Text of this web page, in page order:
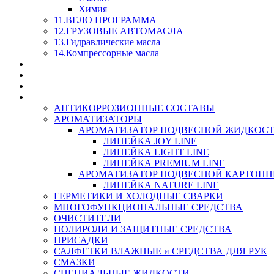
Химия
11.ВЕЛО ПРОГРАММА
12.ГРУЗОВЫЕ АВТОМАСЛА
13.Гидравлические масла
14.Компрессорные масла
АНТИКОРРОЗИОННЫЕ СОСТАВЫ
АРОМАТИЗАТОРЫ
АРОМАТИЗАТОР ПОДВЕСНОЙ
ЛИНЕЙКА JOY LINE
ЛИНЕЙКА LIGHT LINE
ЛИНЕЙКА PREMIUM LINE
АРОМАТИЗАТОР ПОДВЕСНОЙ
ЛИНЕЙКА NATURE LINE
ГЕРМЕТИКИ И ХОЛОДНЫЕ СВАРКИ
МНОГОФУНКЦИОНАЛЬНЫЕ СРЕДСТВА
ОЧИСТИТЕЛИ
ПОЛИРОЛИ И ЗАЩИТНЫЕ СРЕДСТВА
ПРИСАДКИ
САЛФЕТКИ ВЛАЖНЫЕ и СРЕДСТВА ДЛЯ РУК
СМАЗКИ